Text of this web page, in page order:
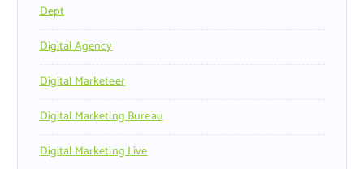
Dept
Digital Agency
Digital Marketeer
Digital Marketing Bureau
Digital Marketing Live